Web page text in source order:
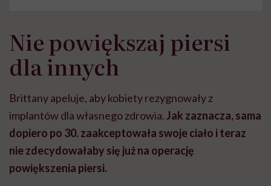
Nie powiększaj piersi
dla innych
Brittany apeluje, aby kobiety rezygnowały z
implantów dla własnego zdrowia.Jak zaznacza, sama
dopiero po 30. zaakceptowała swoje ciało i teraz
nie zdecydowałaby się już na operację
powiększenia piersi.